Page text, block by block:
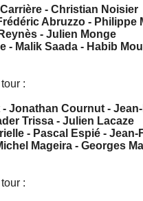
- Christian Noisier
Abruzzo - Philippe
- Julien Monge
- Malik Saada - Habib
:
Jonathan Cournut -
Trissa - Julien Lacaze
- Pascal Espié -
Mageira - Georges
: